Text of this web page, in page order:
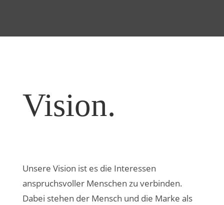
Vision.
Unsere Vision ist es die Interessen
anspruchsvoller Menschen zu verbinden.
Dabei stehen der Mensch und die Marke als